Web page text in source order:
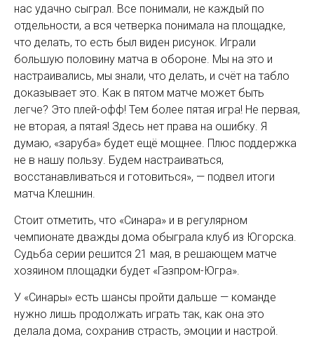
нас удачно сыграл. Все понимали, не каждый по
отдельности, а вся четверка понимала на площадке,
что делать, то есть был виден рисунок. Играли
большую половину матча в обороне. Мы на это и
настраивались, мы знали, что делать, и счёт на табло
доказывает это. Как в пятом матче может быть
легче? Это плей-офф! Тем более пятая игра! Не первая,
не вторая, а пятая! Здесь нет права на ошибку. Я
думаю, «заруба» будет ещё мощнее. Плюс поддержка
не в нашу пользу. Будем настраиваться,
восстанавливаться и готовиться», — подвел итоги
матча Клешнин.
Стоит отметить, что «Синара» и в регулярном
чемпионате дважды дома обыграла клуб из Югорска.
Судьба серии решится 21 мая, в решающем матче
хозяином площадки будет «Газпром-Югра».
У «Синары» есть шансы пройти дальше — команде
нужно лишь продолжать играть так, как она это
делала дома, сохранив страсть, эмоции и настрой.